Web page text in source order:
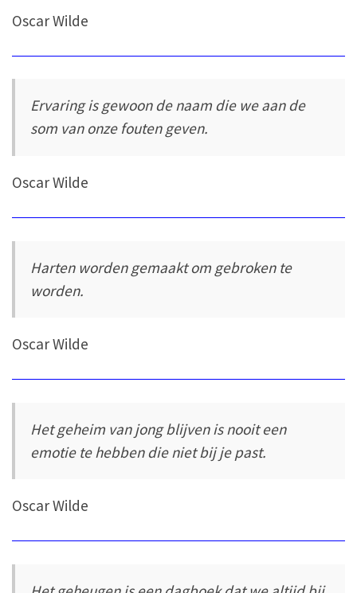
Oscar Wilde
Ervaring is gewoon de naam die we aan de
som van onze fouten geven.
Oscar Wilde
Harten worden gemaakt om gebroken te
worden.
Oscar Wilde
Het geheim van jong blijven is nooit een
emotie te hebben die niet bij je past.
Oscar Wilde